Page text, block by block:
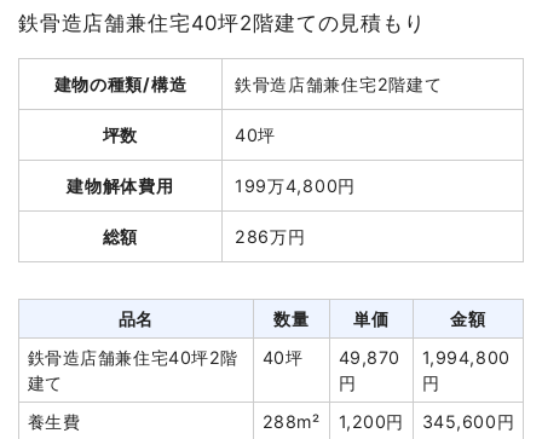
小計
2,700,000円
合計金額
2,970,000円
建物解体費用 120万2,837円
総額 291万5,000円
品名
軽量鉄骨造店舗34坪1階
34坪
35,378
1,202,837
アスベスト撤去
7m³
33,143
円
232,000円
看板撤去
68,000
円
68,000円
鉄骨造店舗兼住宅40坪2階建ての見積もり
建物の種類/構造 鉄骨造店舗兼住宅2階建て
坪数 40坪
建物解体費用 199万4,800円
総額 286万円
品名 数量 単価
金額
鉄骨造店舗兼住宅40坪2階
建て
40坪
49,870
円
1,994,800
円
養生費
288m² 1,200円
345,600円